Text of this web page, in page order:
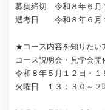
募集締切 令和８年６月
選考日 令和８年６月１
★コース内容を知りた
コース説明会・見学会開
令和８年５月１２日・
火曜日 １３：３０～２